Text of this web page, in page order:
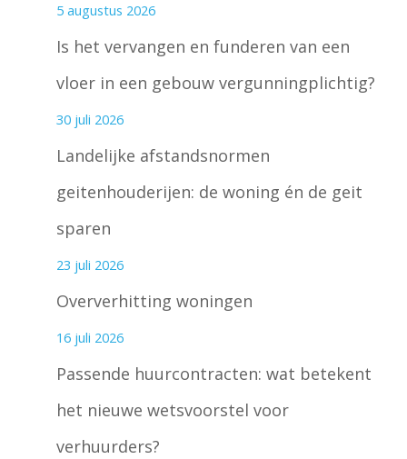
5 augustus 2026
Is het vervangen en funderen van een
vloer in een gebouw vergunningplichtig?
30 juli 2026
Landelijke afstandsnormen
geitenhouderijen: de woning én de geit
sparen
23 juli 2026
Oververhitting woningen
16 juli 2026
Passende huurcontracten: wat betekent
het nieuwe wetsvoorstel voor
verhuurders?